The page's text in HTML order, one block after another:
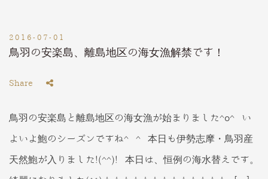
2016-07-01
鳥羽の安楽島、離島地区の海女漁解禁です！
Share
鳥羽の安楽島と離島地区の海女漁が始まりました^o^ い
よいよ鮑のシーズンですね^ ^ 本日も伊勢志摩・鳥羽産
天然鮑が入りました!(^^)! 本日は、恒例の海水替えです。